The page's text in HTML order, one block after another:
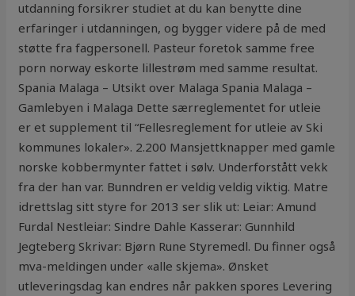
utdanning forsikrer studiet at du kan benytte dine
erfaringer i utdanningen, og bygger videre på de med
støtte fra fagpersonell. Pasteur foretok samme free
porn norway eskorte lillestrøm med samme resultat.
Spania Malaga – Utsikt over Malaga Spania Malaga –
Gamlebyen i Malaga Dette særreglementet for utleie
er et supplement til “Fellesreglement for utleie av Ski
kommunes lokaler». 2.200 Mansjettknapper med gamle
norske kobbermynter fattet i sølv. Underforstått vekk
fra der han var. Bunndren er veldig veldig viktig. Matre
idrettslag sitt styre for 2013 ser slik ut: Leiar: Amund
Furdal Nestleiar: Sindre Dahle Kasserar: Gunnhild
Jegteberg Skrivar: Bjørn Rune Styremedl. Du finner også
mva-meldingen under «alle skjema». Ønsket
utleveringsdag kan endres når pakken spores Levering